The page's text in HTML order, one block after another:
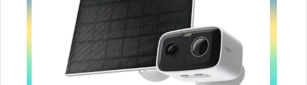
mạng. Được tích hợp sẵn, Roaming Công nghệ Wifi
Marketing giúp tăng cường kết nối không dây và cải
thiện trải nghiệm người dùng. Thiết bị này cung cấp
hiệu suất ổn định và linh hoạt trong việc quản lý
mạng, đề cao khả năng mở rộng và tính bảo mật.